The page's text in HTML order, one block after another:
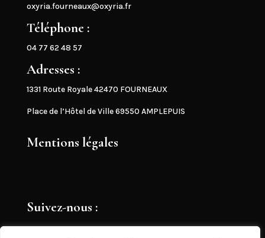
oxyria.fourneaux@oxyria.fr
Téléphone :
04 77 62 48 57
Adresses :
1331 Route Royale 42470 FOURNEAUX
Place de l’Hôtel de Ville 69550 AMPLEPUIS
Mentions légales
Suivez-nous :